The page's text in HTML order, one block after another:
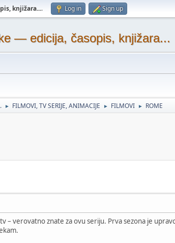
knjižara.... Log in Sign up
— edicija, časopis, knjižara...
► FILMOVI, TV SERIJE, ANIMACIJE ► FILMOVI ► ROME
– verovatno znate za ovu seriju. Prva sezona je